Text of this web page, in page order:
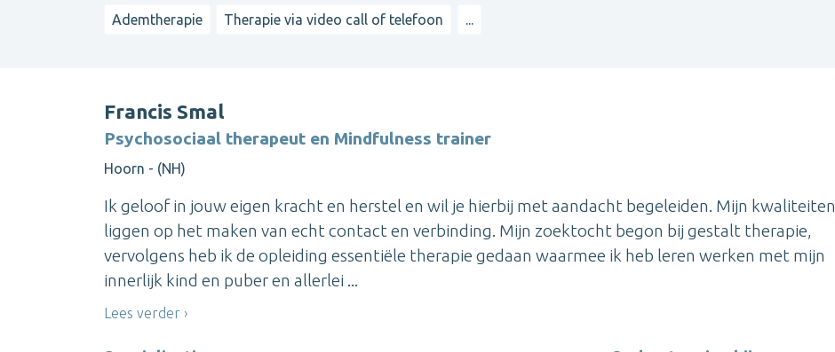
Ademtherapie Therapie via video call of telefoon ...
Francis Smal
Psychosociaal therapeut en Mindfulness trainer
Hoorn - (NH)
Ik geloof in jouw eigen kracht en herstel en wil je hierbij met aandacht begeleiden. Mijn kwaliteiten
liggen op het maken van echt contact en verbinding. Mijn zoektocht begon bij gestalt therapie,
vervolgens heb ik de opleiding essentiële therapie gedaan waarmee ik heb leren werken met mijn
innerlijk kind en puber en allerlei ...
Lees verder